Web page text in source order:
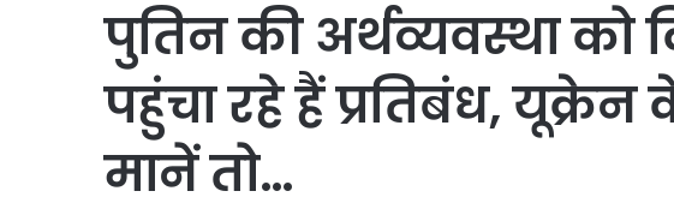
पुतिन की अर्थव्यवस्था
पहुंचा रहे हैं प्रतिबंध, यूक्रेन
मानें तो…